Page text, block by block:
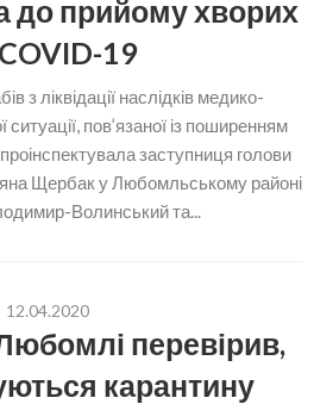
до прийому хворих
19
з ліквідації наслідків медико-
ситуації, пов’язаної із поширенням
проінспектувала заступниця голови
Щербак у Любомльському районі
Волинський та...
12.04.2020
перевірив,
карантину